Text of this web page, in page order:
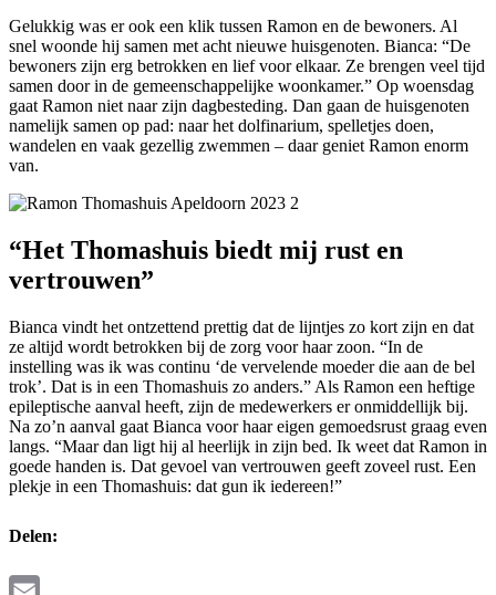
Gelukkig was er ook een klik tussen Ramon en de bewoners. Al
snel woonde hij samen met acht nieuwe huisgenoten. Bianca: “De
bewoners zijn erg betrokken en lief voor elkaar. Ze brengen veel tijd
samen door in de gemeenschappelijke woonkamer.” Op woensdag
gaat Ramon niet naar zijn dagbesteding. Dan gaan de huisgenoten
namelijk samen op pad: naar het dolfinarium, spelletjes doen,
wandelen en vaak gezellig zwemmen – daar geniet Ramon enorm
van.
“Het Thomashuis biedt mij rust en
vertrouwen”
Bianca vindt het ontzettend prettig dat de lijntjes zo kort zijn en dat
ze altijd wordt betrokken bij de zorg voor haar zoon. “In de
instelling was ik was continu ‘de vervelende moeder die aan de bel
trok’. Dat is in een Thomashuis zo anders.” Als Ramon een heftige
epileptische aanval heeft, zijn de medewerkers er onmiddellijk bij.
Na zo’n aanval gaat Bianca voor haar eigen gemoedsrust graag even
langs. “Maar dan ligt hij al heerlijk in zijn bed. Ik weet dat Ramon in
goede handen is. Dat gevoel van vertrouwen geeft zoveel rust. Een
plekje in een Thomashuis: dat gun ik iedereen!”
Delen: